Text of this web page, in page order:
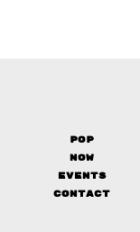
Pop
Now
Events
Contact